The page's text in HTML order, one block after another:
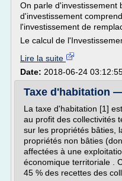
On parle d'investissement
d'investissement
l'investissement de
Le calcul de
Lire la suite
Date: 2018-06-24
Taxe d'habitation
La taxe d'habitation [1]
au profit des collectivités
sur les propriétés bâties,
propriétés non bâties
affectées à une
économique territoriale .
45 % des recettes des